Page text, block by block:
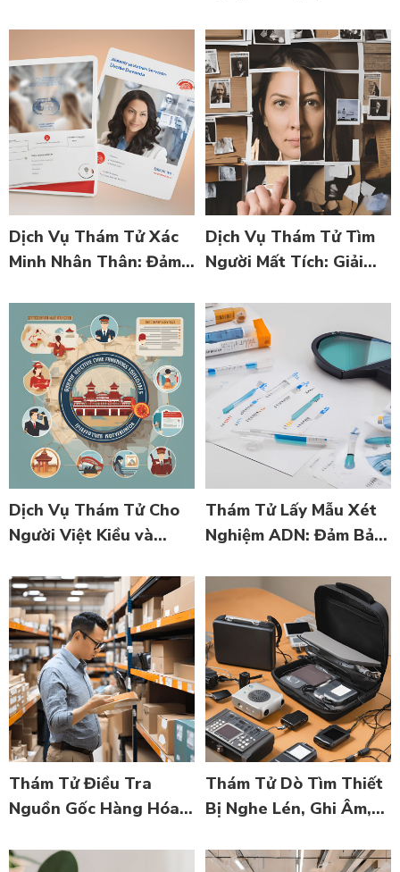
Thực Tế
Dịch Vụ Thám Tử Xác
Minh Nhân Thân: Đảm
Tin Cậy
Dịch Vụ Thám Tử Tìm
Người Mất Tích: Giải
Kiếm Sự Thật
Dịch Vụ Thám Tử Cho
Người Việt Kiều và
An Toàn và Xác Thực
Thông Tin
Thám Tử Lấy Mẫu Xét
Nghiệm ADN: Đảm Bảo
Thám Tử Điều Tra
Nguồn Gốc Hàng Hóa:
và Quyền Lợi Người
Thám Tử Dò Tìm Thiết
Bị Nghe Lén, Ghi Âm,